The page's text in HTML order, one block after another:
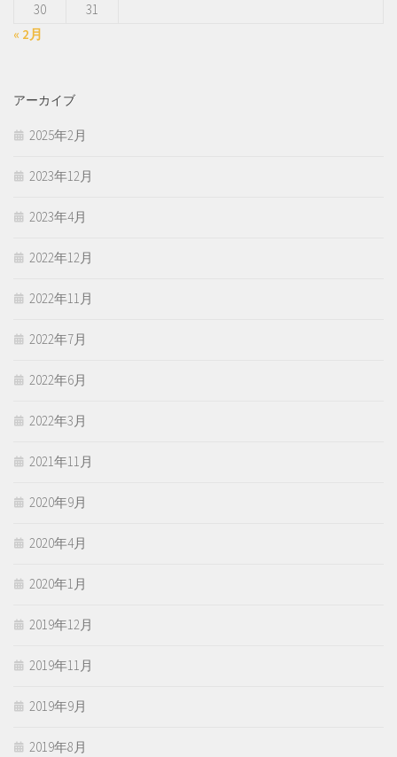
30
31
« 2月
アーカイブ
2025年2月
2023年12月
2023年4月
2022年12月
2022年11月
2022年7月
2022年6月
2022年3月
2021年11月
2020年9月
2020年4月
2020年1月
2019年12月
2019年11月
2019年9月
2019年8月